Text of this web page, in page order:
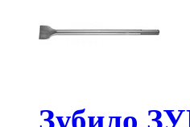
Зубило